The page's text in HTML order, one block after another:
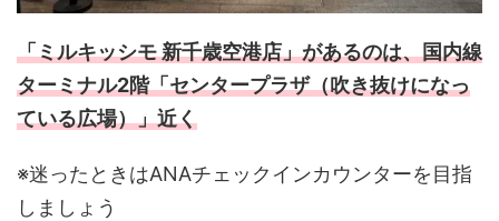
「ミルキッシモ 新千歳空港店」があるのは、国内線
ターミナル2階「センタープラザ（吹き抜けになっ
ている広場）」近く
※迷ったときはANAチェックインカウンターを目指
しましょう